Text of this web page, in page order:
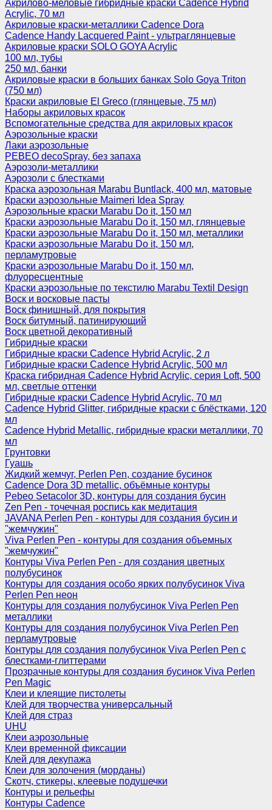
Акрилово-меловые гибридные краски Cadence Hybrid
Acrylic, 70 мл
Акриловые краски-металлики Cadence Dora
Cadence Handy Lacquered Paint - ультраглянцевые
Акриловые краски SOLO GOYA Acrylic
100 мл, тубы
250 мл, банки
Акриловые краски в больших банках Solo Goya Triton
(750 мл)
Краски акриловые El Greco (глянцевые, 75 мл)
Наборы акриловых красок
Вспомогательные средства для акриловых красок
Аэрозольные краски
Лаки аэрозольные
PEBEO decoSpray, без запаха
Аэрозоли-металлики
Аэрозоли с блестками
Краска аэрозольная Marabu Buntlack, 400 мл, матовые
Краски аэрозольные Maimeri Idea Spray
Аэрозольные краски Marabu Do it, 150 мл
Краски аэрозольные Marabu Do it, 150 мл, глянцевые
Краски аэрозольные Marabu Do it, 150 мл, металлики
Краски аэрозольные Marabu Do it, 150 мл,
перламутровые
Краски аэрозольные Marabu Do it, 150 мл,
флуоресцентные
Краски аэрозольные по текстилю Marabu Textil Design
Воск и восковые пасты
Воск финишный, для покрытия
Воск битумный, патинирующий
Воск цветной декоративный
Гибридные краски
Гибридные краски Cadence Hybrid Acrylic, 2 л
Гибридные краски Cadence Hybrid Acrylic, 500 мл
Краска гибридная Cadence Hybrid Acrylic, серия Loft, 500
мл, светлые оттенки
Гибридные краски Cadence Hybrid Acrylic, 70 мл
Cadence Hybrid Glitter, гибридные краски с блёстками, 120
мл
Cadence Hybrid Metallic, гибридные краски металлики, 70
мл
Грунтовки
Гуашь
Жидкий жемчуг, Perlen Pen, создание бусинок
Cadence Dora 3D metallic, объёмные контуры
Pebeo Setacolor 3D, контуры для создания бусин
Zen Pen - точечная роспись как медитация
JAVANA Perlen Pen - контуры для создания бусин и
"жемчужин"
Viva Perlen Pen - контуры для создания объемных
"жемчужин"
Контуры Viva Perlen Pen - для создания цветных
полубусинок
Контуры для создания особо ярких полубусинок Viva
Perlen Pen неон
Контуры для создания полубусинок Viva Perlen Pen
металлики
Контуры для создания полубусинок Viva Perlen Pen
перламутровые
Контуры для создания полубусинок Viva Perlen Pen с
блестками-глиттерами
Прозрачные контуры для создания бусинок Viva Perlen
Pen Magic
Клеи и клеящие пистолеты
Клей для творчества универсальный
Клей для страз
UHU
Клеи аэрозольные
Клеи временной фиксации
Клей для декупажа
Клеи для золочения (морданы)
Скотч, стикеры, клеевые подушечки
Контуры и рельефы
Контуры Cadence